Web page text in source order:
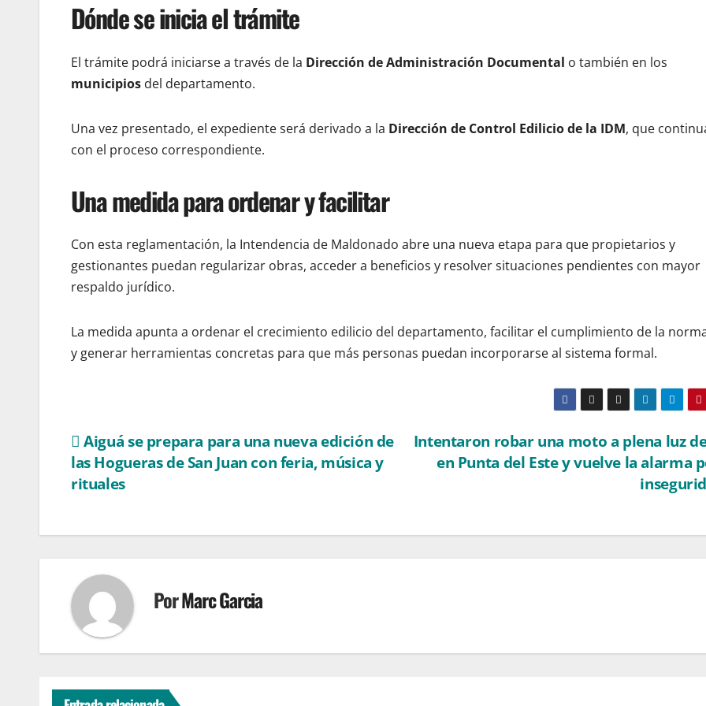
Dónde se inicia el trámite
El trámite podrá iniciarse a través de la Dirección de Administración Documental o también en los
municipios del departamento.
Una vez presentado, el expediente será derivado a la Dirección de Control Edilicio de la IDM, que
con el proceso correspondiente.
Una medida para ordenar y facilitar
Con esta reglamentación, la Intendencia de Maldonado abre una nueva etapa para que propietarios y
gestionantes puedan regularizar obras, acceder a beneficios y resolver situaciones pendientes con mayor
respaldo jurídico.
La medida apunta a ordenar el crecimiento edilicio del departamento, facilitar el cumplimiento de la
y generar herramientas concretas para que más personas puedan incorporarse al sistema formal.
Navegación
de
Intentaron robar una moto a plena luz
en Punta del Este y vuelve la alarma
Aiguá se prepara para una nueva edición de
las Hogueras de San Juan con feria, música y
rituales
PorMarc Garcia